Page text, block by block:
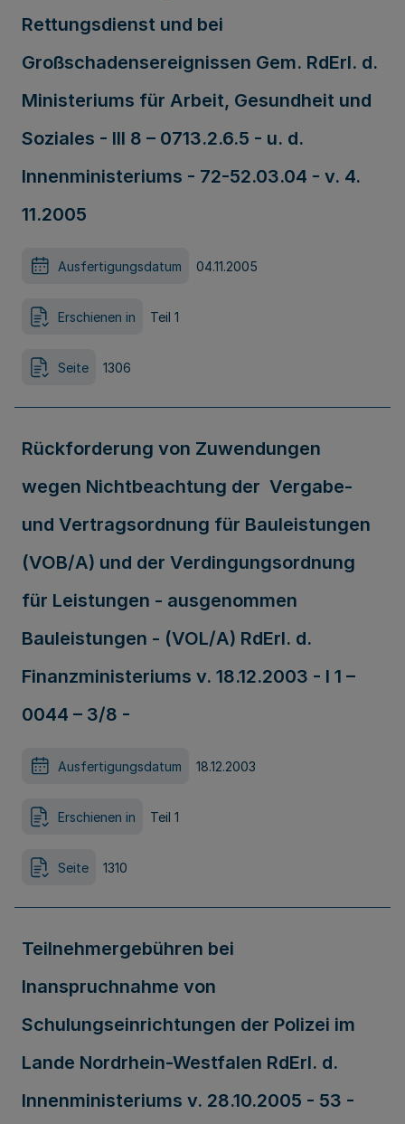
Rettungsdienst und bei
Großschadensereignissen Gem. RdErl. d.
Ministeriums für Arbeit, Gesundheit und
Soziales - III 8 – 0713.2.6.5 - u. d.
Innenministeriums - 72-52.03.04 - v. 4.
11.2005
Ausfertigungsdatum 04.11.2005
Erschienen in Teil 1
Seite 1306
Rückforderung von Zuwendungen
wegen Nichtbeachtung der Vergabe-
und Vertragsordnung für Bauleistungen
(VOB/A) und der Verdingungsordnung
für Leistungen - ausgenommen
Bauleistungen - (VOL/A) RdErl. d.
Finanzministeriums v. 18.12.2003 - I 1 –
0044 – 3/8 -
Ausfertigungsdatum 18.12.2003
Erschienen in Teil 1
Seite 1310
Teilnehmergebühren bei
Inanspruchnahme von
Schulungseinrichtungen der Polizei im
Lande Nordrhein-Westfalen RdErl. d.
Innenministeriums v. 28.10.2005 - 53 -